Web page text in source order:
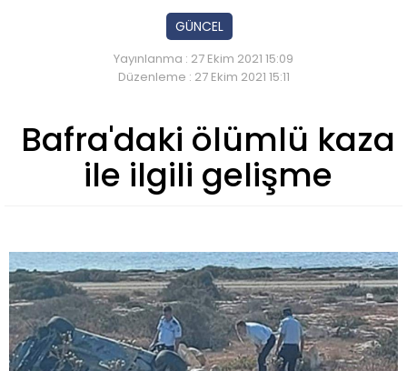
GÜNCEL
Yayınlanma : 27 Ekim 2021 15:09
Düzenleme : 27 Ekim 2021 15:11
Bafra'daki ölümlü kaza
ile ilgili gelişme